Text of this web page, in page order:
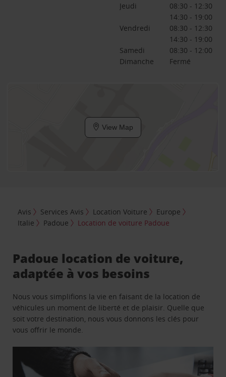
Jeudi
08:30 - 12:30
14:30 - 19:00
Vendredi
08:30 - 12:30
14:30 - 19:00
Samedi
08:30 - 12:00
Dimanche
Fermé
View Map
Avis Services Avis Location Voiture
Europe
Italie
Padoue Location de voiture Padoue
Padoue location de voiture,
adaptée à vos besoins
Nous vous simplifions la vie en faisant de la location de
véhicules un moment de liberté et de plaisir. Quelle que
soit votre destination, nous vous donnons les clés pour
vous offrir le monde.